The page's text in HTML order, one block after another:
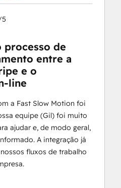
de
entre a
e o
line
a Fast Slow Motion foi
equipe (Gil) foi muito
ajudar e, de modo geral,
A integração já
fluxos de trabalho